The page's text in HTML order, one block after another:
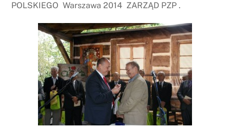
POLSKIEGO Warszawa 2014 ZARZĄD PZP .